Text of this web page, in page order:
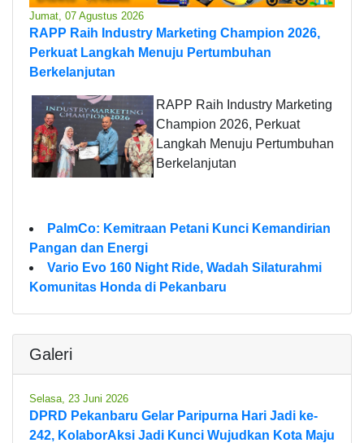
Jumat, 07 Agustus 2026
RAPP Raih Industry Marketing Champion 2026,
Perkuat Langkah Menuju Pertumbuhan
Berkelanjutan
RAPP Raih Industry Marketing
Champion 2026, Perkuat
Langkah Menuju Pertumbuhan
Berkelanjutan
PalmCo: Kemitraan Petani Kunci Kemandirian
Pangan dan Energi
Vario Evo 160 Night Ride, Wadah Silaturahmi
Komunitas Honda di Pekanbaru
Galeri
Selasa, 23 Juni 2026
DPRD Pekanbaru Gelar Paripurna Hari Jadi ke-
242, KolaborAksi Jadi Kunci Wujudkan Kota Maju